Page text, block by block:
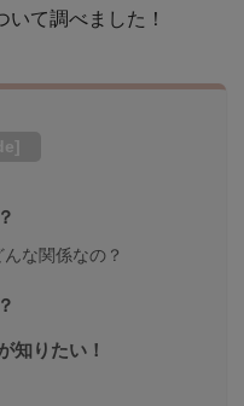
て調べました！
]
な関係なの？
知りたい！